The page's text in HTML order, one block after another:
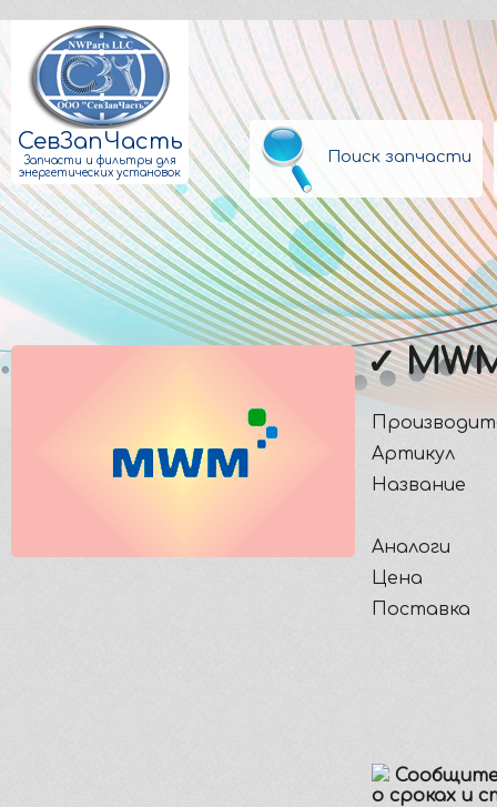
СевЗапЧасть
Запчасти и фильтры для
энергетических установок
Поиск запчасти
✓
Артикул
Название
Аналоги
Цена
Поставка
о сроках и